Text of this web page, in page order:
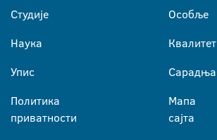
Студије
Наука
Упис
Политика
приватности
Особље
Квалитет
Сарадња
Мапа
сајта